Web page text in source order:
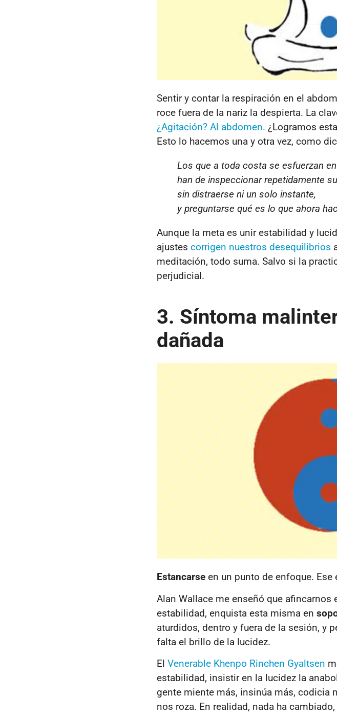
Sentir y contar la respiración en el
roce fuera de la nariz la despierta. La
¿Agitación? Al abdomen. ¿Logramos
Esto lo hacemos una y otra vez, como
Los que a toda costa se esfuerzan
han de inspeccionar repetidamente
sin distraerse ni un solo instante,
y preguntarse qué es lo que ahora
Aunque la meta es unir estabilidad y
ajustes corrigen nuestros desequilibrios
meditación, todo suma. Salvo si la
perjudicial.
3. Síntoma
dañada
Estancarse en un punto de enfoque. Ese
Alan Wallace me enseñó que afincarnos
estabilidad, enquista esta misma en
aturdidos, dentro y fuera de la sesión, y
falta el brillo de la lucidez.
El Venerable Khenpo Rinchen Gyaltsen
estabilidad, insistir en la lucidez la
gente miente más, insinúa más, codicia
nos roza. En realidad, nada ha